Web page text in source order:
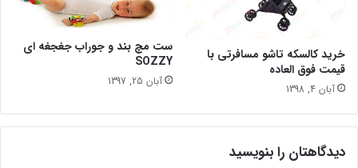
خرید کالسکه تاشو مسافرتی با
قیمت فوق العاده
آبان 4, 1398
ست مچ بند و جوراب جغجغه ای
SOZZY
آبان 25, 1397
دیدگاهتان را بنویسید